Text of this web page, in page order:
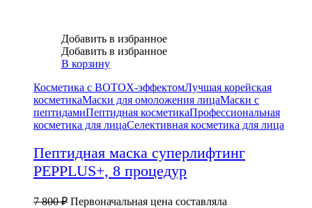
Добавить в избранное
Добавить в избранное
В корзину
Косметика с BOTOX-эффектомЛучшая корейская
косметикаМаски для омоложения лицаМаски с
пептидамиПептидная косметикаПрофессиональная
косметика для лицаСелективная косметика для лица
Пептидная маска суперлифтинг
PEPPLUS+, 8 процедур
7 800₽ Первоначальная цена составляла